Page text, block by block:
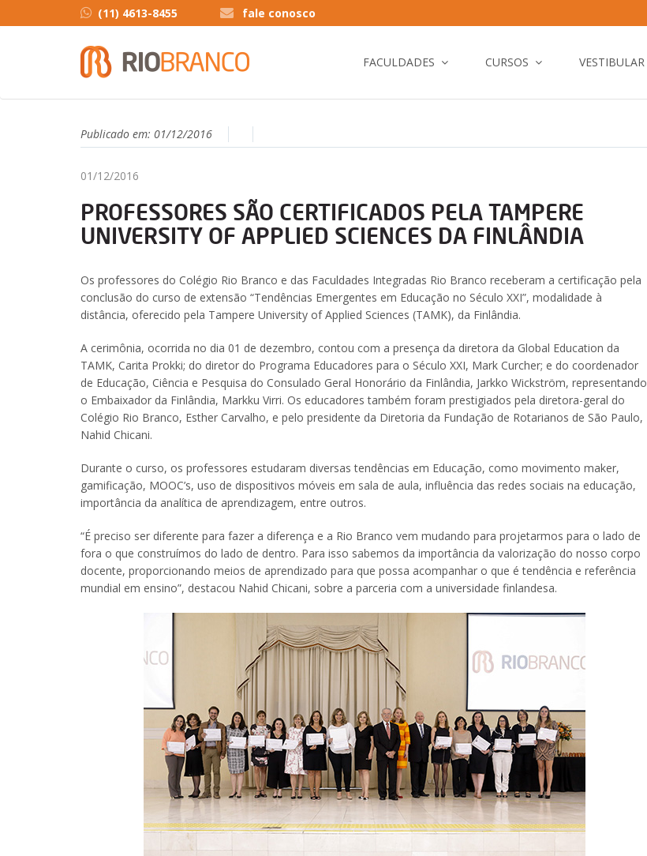
(11) 4613-8455 fale conosco
FACULDADES CURSOS VESTIBULAR
Publicado em: 01/12/2016
01/12/2016
PROFESSORES SÃO CERTIFICADOS PELA TAMPERE
UNIVERSITY OF APPLIED SCIENCES DA FINLÂNDIA
Os professores do Colégio Rio Branco e das Faculdades Integradas Rio Branco receberam a certificação pela
conclusão do curso de extensão “Tendências Emergentes em Educação no Século XXI”, modalidade à
distância, oferecido pela Tampere University of Applied Sciences (TAMK), da Finlândia.
A cerimônia, ocorrida no dia 01 de dezembro, contou com a presença da diretora da Global Education da
TAMK, Carita Prokki; do diretor do Programa Educadores para o Século XXI, Mark Curcher; e do coordenador
de Educação, Ciência e Pesquisa do Consulado Geral Honorário da Finlândia, Jarkko Wickström, representando
o Embaixador da Finlândia, Markku Virri. Os educadores também foram prestigiados pela diretora-geral do
Colégio Rio Branco, Esther Carvalho, e pelo presidente da Diretoria da Fundação de Rotarianos de São Paulo,
Nahid Chicani.
Durante o curso, os professores estudaram diversas tendências em Educação, como movimento maker,
gamificação, MOOC’s, uso de dispositivos móveis em sala de aula, influência das redes sociais na educação,
importância da analítica de aprendizagem, entre outros.
“É preciso ser diferente para fazer a diferença e a Rio Branco vem mudando para projetarmos para o lado de
fora o que construímos do lado de dentro. Para isso sabemos da importância da valorização do nosso corpo
docente, proporcionando meios de aprendizado para que possa acompanhar o que é tendência e referência
mundial em ensino”, destacou Nahid Chicani, sobre a parceria com a universidade finlandesa.